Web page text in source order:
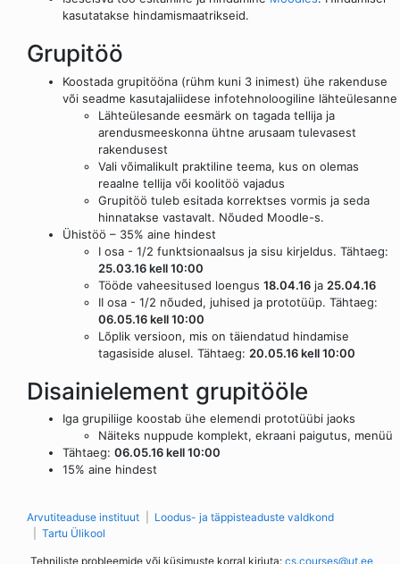
kasutatakse hindamismaatrikseid.
Grupitöö
Koostada grupitööna (rühm kuni 3 inimest) ühe rakenduse
või seadme kasutajaliidese infotehnoloogiline lähteülesanne
Lähteülesande eesmärk on tagada tellija ja
arendusmeeskonna ühtne arusaam tulevasest
rakendusest
Vali võimalikult praktiline teema, kus on olemas
reaalne tellija või koolitöö vajadus
Grupitöö tuleb esitada korrektses vormis ja seda
hinnatakse vastavalt. Nõuded Moodle-s.
Ühistöö – 35% aine hindest
I osa - 1/2 funktsionaalsus ja sisu kirjeldus. Tähtaeg:
25.03.16 kell 10:00
Tööde vaheesitused loengus 18.04.16 ja 25.04.16
II osa - 1/2 nõuded, juhised ja prototüüp. Tähtaeg:
06.05.16 kell 10:00
Lõplik versioon, mis on täiendatud hindamise
tagasiside alusel. Tähtaeg: 20.05.16 kell 10:00
Disainielement grupitööle
Iga grupiliige koostab ühe elemendi prototüübi jaoks
Näiteks nuppude komplekt, ekraani paigutus, menüü
Tähtaeg: 06.05.16 kell 10:00
15% aine hindest
Arvutiteaduse instituut
Loodus- ja täppisteaduste valdkond
Tartu Ülikool
Tehniliste probleemide või küsimuste korral kirjuta: cs.courses@ut.ee